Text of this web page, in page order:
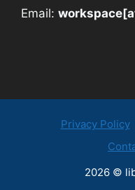
Email:
Privacy Policy
2026 ©